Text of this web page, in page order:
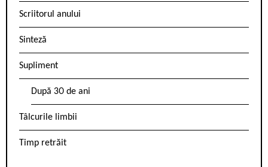
Scriitorul anului
Sinteză
Supliment
După 30 de ani
Tâlcurile limbii
Timp retrăit